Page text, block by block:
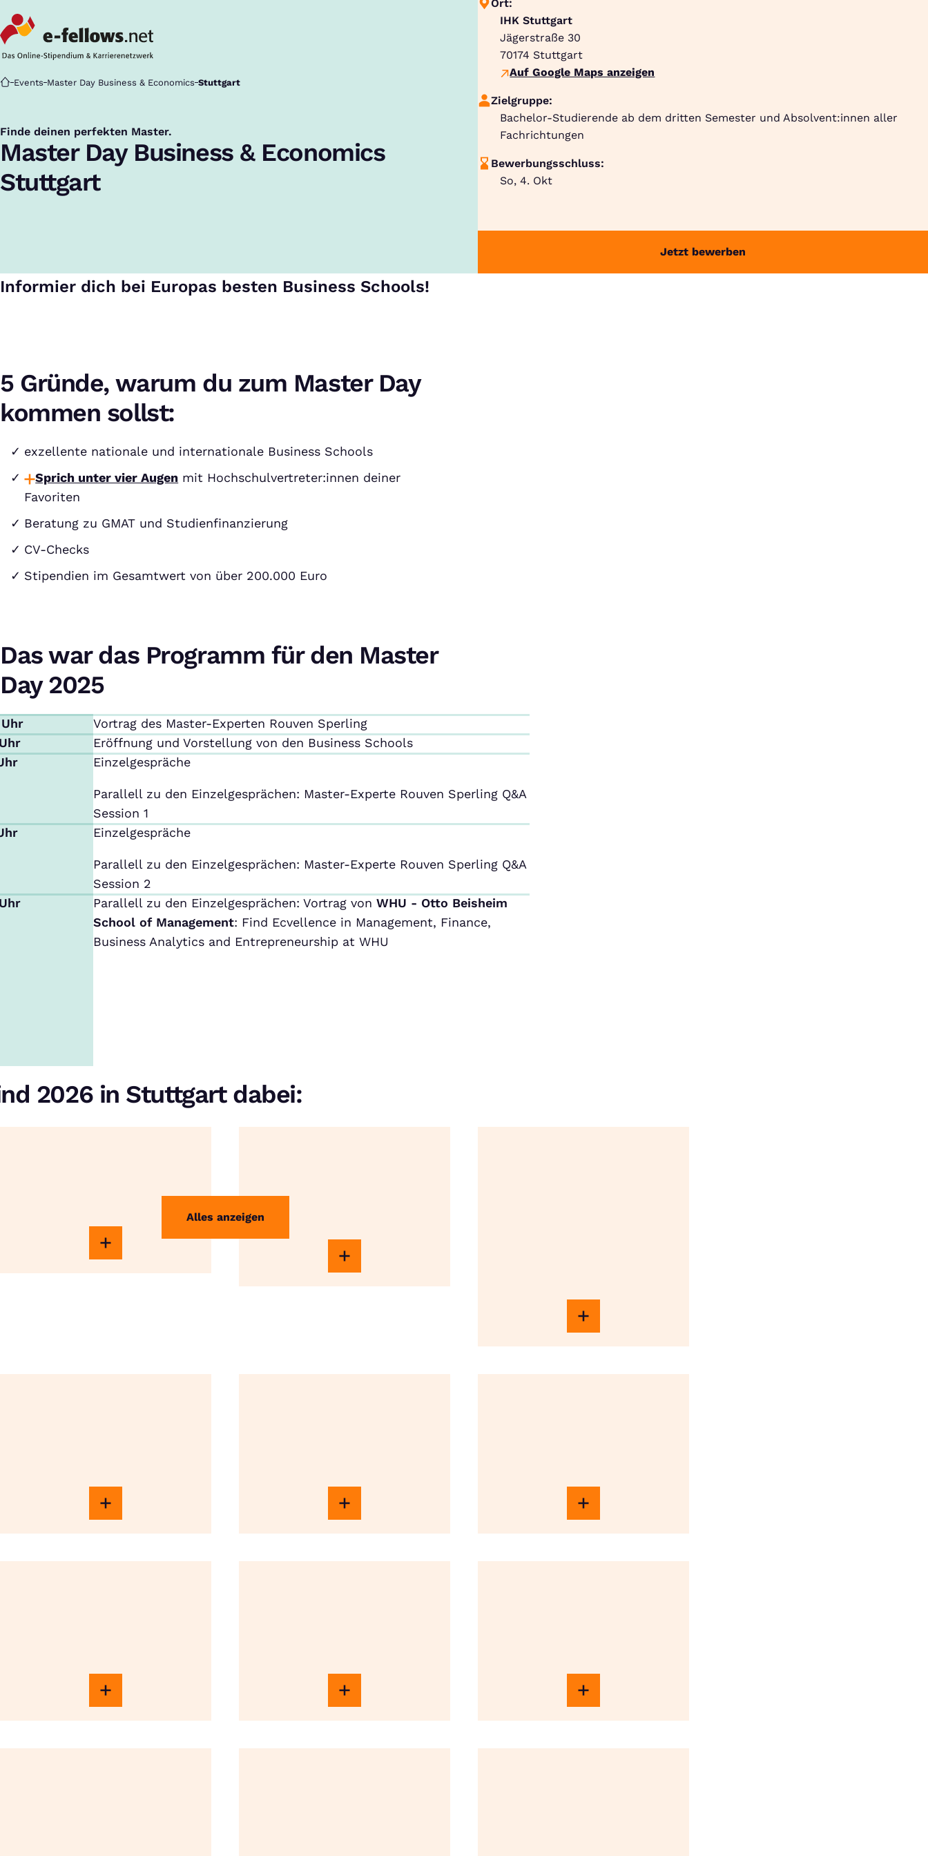
Startseite
Events Master Day Business & Economics Stuttgart
Finde deinen perfekten Master.
:
Master Day Business & Economics
Stuttgart
Ort:
IHK Stuttgart
Jägerstraße 30
70174 Stuttgart
Auf Google Maps anzeigen
Zielgruppe:
Bachelor-Studierende ab dem dritten Semester und Absolvent:innen aller
Fachrichtungen
Bewerbungsschluss:
So, 4. Okt
Jetzt bewerben
Informier dich bei Europas besten Business Schools!
5 Gründe, warum du zum Master Day
kommen sollst:
exzellente nationale und internationale Business Schools
Sprich unter vier Augen mit Hochschulvertreter:innen deiner
Favoriten
Beratung zu GMAT und Studienfinanzierung
CV-Checks
Stipendien im Gesamtwert von über 200.000 Euro
Das war das Programm für den Master
Day 2025
Vortrag des Master-Experten Rouven Sperling
Eröffnung und Vorstellung von den Business Schools
Einzelgespräche
Parallell zu den Einzelgesprächen: Master-Experte Rouven Sperling Q&A
Session 1
Einzelgespräche
Parallell zu den Einzelgesprächen: Master-Experte Rouven Sperling Q&A
Session 2
Parallell zu den Einzelgesprächen: Vortrag von WHU - Otto Beisheim
School of Management: Find Ecvellence in Management, Finance,
Business Analytics and Entrepreneurship at WHU
Alles anzeigen
2026 in Stuttgart dabei: